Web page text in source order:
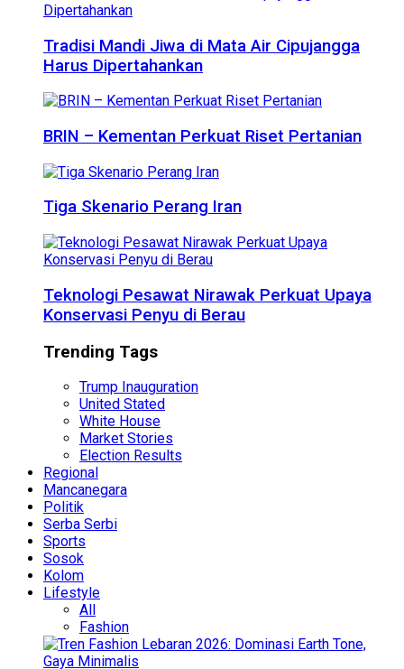
Tradisi Mandi Jiwa di Mata Air Cipujangga
Harus Dipertahankan
BRIN – Kementan Perkuat Riset Pertanian
Tiga Skenario Perang Iran
Teknologi Pesawat Nirawak Perkuat Upaya
Konservasi Penyu di Berau
Trending Tags
Trump Inauguration
United Stated
White House
Market Stories
Election Results
Regional
Mancanegara
Politik
Serba Serbi
Sports
Sosok
Kolom
Lifestyle
All
Fashion